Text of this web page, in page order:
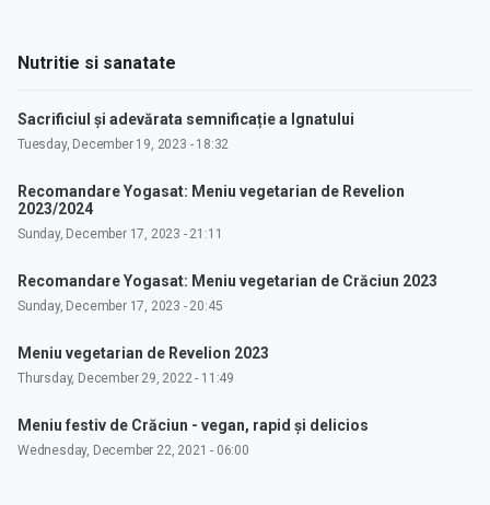
Nutritie si sanatate
Sacrificiul și adevărata semnificație a Ignatului
Tuesday, December 19, 2023 - 18:32
Recomandare Yogasat: Meniu vegetarian de Revelion
2023/2024
Sunday, December 17, 2023 - 21:11
Recomandare Yogasat: Meniu vegetarian de Crăciun 2023
Sunday, December 17, 2023 - 20:45
Meniu vegetarian de Revelion 2023
Thursday, December 29, 2022 - 11:49
Meniu festiv de Crăciun - vegan, rapid și delicios
Wednesday, December 22, 2021 - 06:00